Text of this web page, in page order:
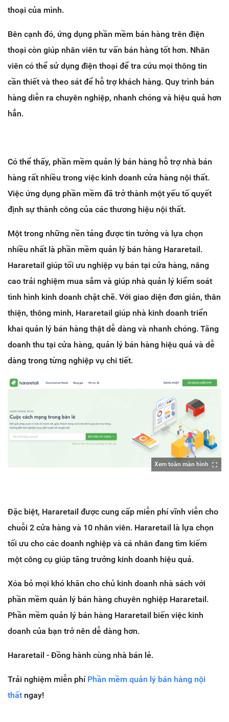
thoại của mình.
Bên cạnh đó, ứng dụng phần mềm bán hàng trên điện
thoại còn giúp nhân viên tư vấn bán hàng tốt hơn. Nhân
viên có thể sử dụng điện thoại để tra cứu mọi thông tin
cần thiết và theo sát để hỗ trợ khách hàng. Quy trình bán
hàng diễn ra chuyên nghiệp, nhanh chóng và hiệu quả hơn
hẳn.
Có thể thấy, phần mềm quản lý bán hàng hỗ trợ nhà bán
hàng rất nhiều trong việc kinh doanh cửa hàng nội thất.
Việc ứng dụng phần mềm đã trở thành một yếu tố quyết
định sự thành công của các thương hiệu nội thất.
Một trong những nền tảng được tin tưởng và lựa chọn
nhiều nhất là phần mềm quản lý bán hàng Hararetail.
Hararetail giúp tối ưu nghiệp vụ bán tại cửa hàng, nâng
cao trải nghiệm mua sắm và giúp nhà quản lý kiểm soát
tình hình kinh doanh chặt chẽ. Với giao diện đơn giản, thân
thiện, thông minh, Hararetail giúp nhà kinh doanh triển
khai quản lý bán hàng thật dễ dàng và nhanh chóng. Tăng
doanh thu tại cửa hàng, quản lý bán hàng hiệu quả và dễ
dàng trong từng nghiệp vụ chi tiết.
Xem toàn màn hình
Đặc biệt, Hararetail được cung cấp miễn phí vĩnh viễn cho
chuỗi 2 cửa hàng và 10 nhân viên. Hararetail là lựa chọn
tối ưu cho các doanh nghiệp và cá nhân đang tìm kiếm
một công cụ giúp tăng trưởng kinh doanh hiệu quả.
Xóa bỏ mọi khó khăn cho chủ kinh doanh nhà sách với
phần mềm quản lý bán hàng chuyên nghiệp Hararetail.
Phần mềm quản lý bán hàng Hararetail biến việc kinh
doanh của bạn trở nên dễ dàng hơn.
Hararetail - Đồng hành cùng nhà bán lẻ.
Trải nghiệm miễn phí Phần mềm quản lý bán hàng nội
thất ngay!